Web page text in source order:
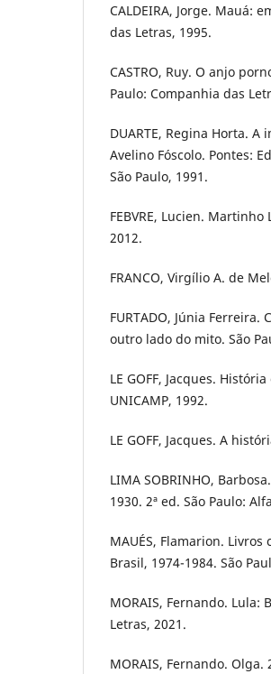
CALDEIRA, Jorge. Mauá:
das Letras, 1995.
CASTRO, Ruy. O anjo
Paulo: Companhia das
DUARTE, Regina Horta.
Avelino Fóscolo. Pontes:
São Paulo, 1991.
FEBVRE, Lucien.
2012.
FRANCO, Virgílio A. de
FURTADO, Júnia
outro lado do mito. São
LE GOFF, Jacques.
UNICAMP, 1992.
LE GOFF, Jacques. A
LIMA SOBRINHO,
1930. 2ª ed. São Paulo:
MAUÉS, Flamarion.
Brasil, 1974-1984. São
MORAIS, Fernando. Lula:
Letras, 2021.
MORAIS, Fernando. Olga.